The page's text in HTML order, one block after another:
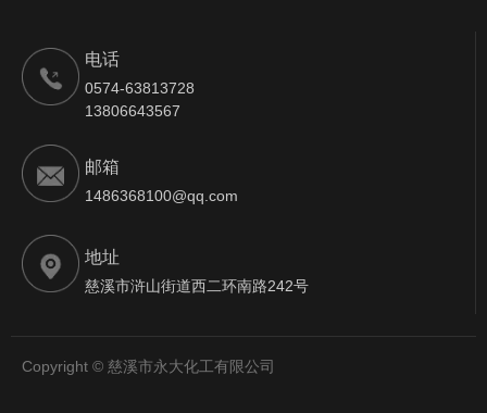
电话
0574-63813728
13806643567
邮箱
1486368100@qq.com
地址
慈溪市浒山街道西二环南路242号
Copyright © 慈溪市永大化工有限公司